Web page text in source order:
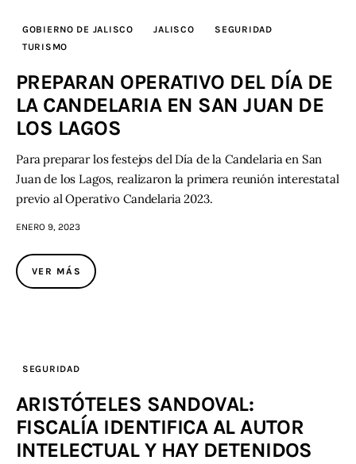
GOBIERNO DE JALISCO JALISCO
SEGURIDAD
TURISMO
PREPARAN OPERATIVO DEL DÍA DE
LA CANDELARIA EN SAN JUAN DE
LOS LAGOS
Para preparar los festejos del Día de la Candelaria en San
Juan de los Lagos, realizaron la primera reunión interestatal
previo al Operativo Candelaria 2023.
ENERO 9, 2023
VER MÁS
SEGURIDAD
ARISTÓTELES SANDOVAL:
FISCALÍA IDENTIFICA AL AUTOR
INTELECTUAL Y HAY DETENIDOS